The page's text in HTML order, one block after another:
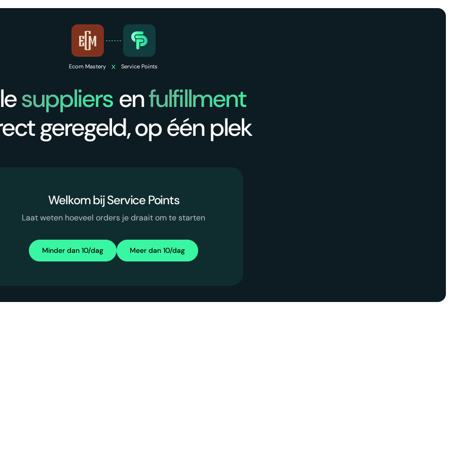
Ecom Mastery x Service Points
suppliers enfulfillment
geregeld, op één plek
Welkom bij Service Points
Laat weten hoeveel orders je draait om te starten
Minder dan 10/dag Meer dan 10/dag